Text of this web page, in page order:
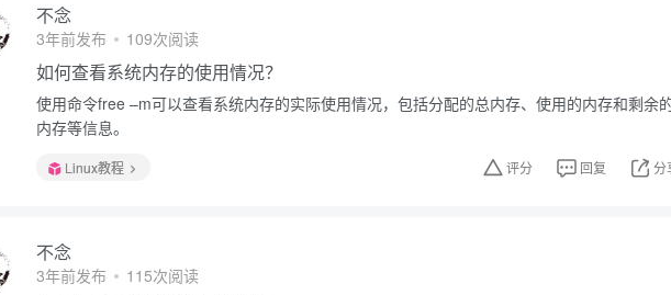
不念
3年前发布 109次阅读
如何查看系统内存的使用情况？
使用命令free –m可以查看系统内存的实际使用情况，包括分配的总内存、使用的内存和剩余
内存等信息。
Linux教程 评分 回复 分
不念
3年前发布 115次阅读